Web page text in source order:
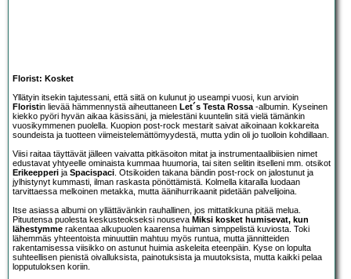
Florist: Kosket
Yllätyin itsekin tajutessani, että siitä on kulunut jo useampi vuosi, kun arvioin
Floristin lievää hämmennystä aiheuttaneen Let´s Testa Rossa -albumin. Kyseinen
kiekko pyöri hyvän aikaa käsissäni, ja mielestäni kuuntelin sitä vielä tämänkin
vuosikymmenen puolella. Kuopion post-rock mestarit saivat aikoinaan kokkareita
soundeista ja tuotteen viimeistelemättömyydestä, mutta ydin oli jo tuolloin kohdillaan.
Viisi raitaa täyttävät jälleen vaivatta pitkäsoiton mitat ja instrumentaalibiisien nimet
edustavat yhtyeelle ominaista kummaa huumoria, tai siten selitin itselleni mm. otsikot
Erikeepperi ja Spacispaci . Otsikoiden takana bändin post-rock on jalostunut ja
jylhistynyt kummasti, ilman raskasta pönöttämistä. Kolmella kitaralla luodaan
tarvittaessa melkoinen metakka, mutta äänihurrikaanit pidetään palvelijoina.
Itse asiassa albumi on yllättävänkin rauhallinen, jos mittatikkuna pitää melua.
Pituutensa puolesta keskusteokseksi nouseva Miksi kosket humisevat, kun
lähestymme rakentaa alkupuolen kaarensa huiman simppelistä kuviosta. Toki
lähemmäs yhteentoista minuuttiin mahtuu myös runtua, mutta jännitteiden
rakentamisessa viisikko on astunut huimia askeleita eteenpäin. Kyse on lopulta
suhteellisen pienistä oivalluksista, painotuksista ja muutoksista, mutta kaikki pelaa
lopputuloksen koriin.